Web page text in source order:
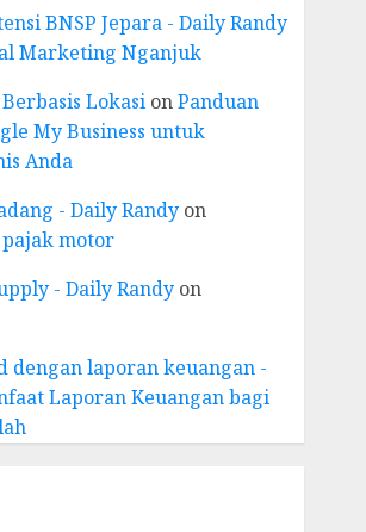
BNSP Jepara - Daily Randy
Marketing Nganjuk
LokasionPanduan
My Business untuk
Anda
- Daily Randyon
motor
- Daily Randyon
dengan laporan keuangan -
Laporan Keuangan bagi